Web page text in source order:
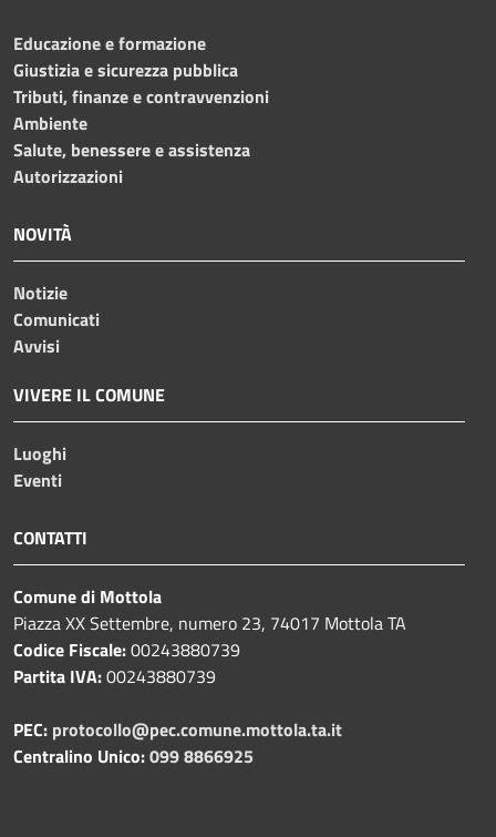
Educazione e formazione
Giustizia e sicurezza pubblica
Tributi, finanze e contravvenzioni
Ambiente
Salute, benessere e assistenza
Autorizzazioni
NOVITÀ
Notizie
Comunicati
Avvisi
VIVERE IL COMUNE
Luoghi
Eventi
CONTATTI
Comune di Mottola
Piazza XX Settembre, numero 23, 74017 Mottola TA
Codice Fiscale:00243880739
Partita IVA:00243880739
PEC: protocollo@pec.comune.mottola.ta.it
Centralino Unico:099 8866925